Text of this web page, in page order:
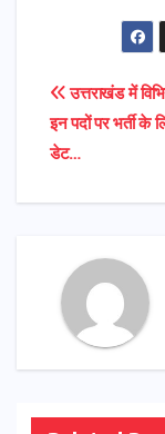
Post
उत्तराखंड में
इन पदों पर भर्ती के
डेट…